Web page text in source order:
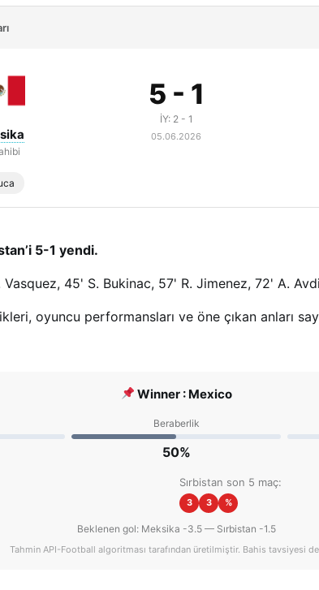
5 - 1
İY: 2 - 1
05.06.2026
5-1 yendi.
45' S. Bukinac, 57' R. Jimenez, 72' A.
oyuncu performansları ve öne çıkan anları
Winner : Mexico
Beraberlik
50%
Sırbistan son 5 maç:
3 3 %
Beklenen gol: Meksika -3.5 — Sırbistan -1.5
Tahmin API-Football algoritması tarafından üretilmiştir. Bahis tavsiyesi